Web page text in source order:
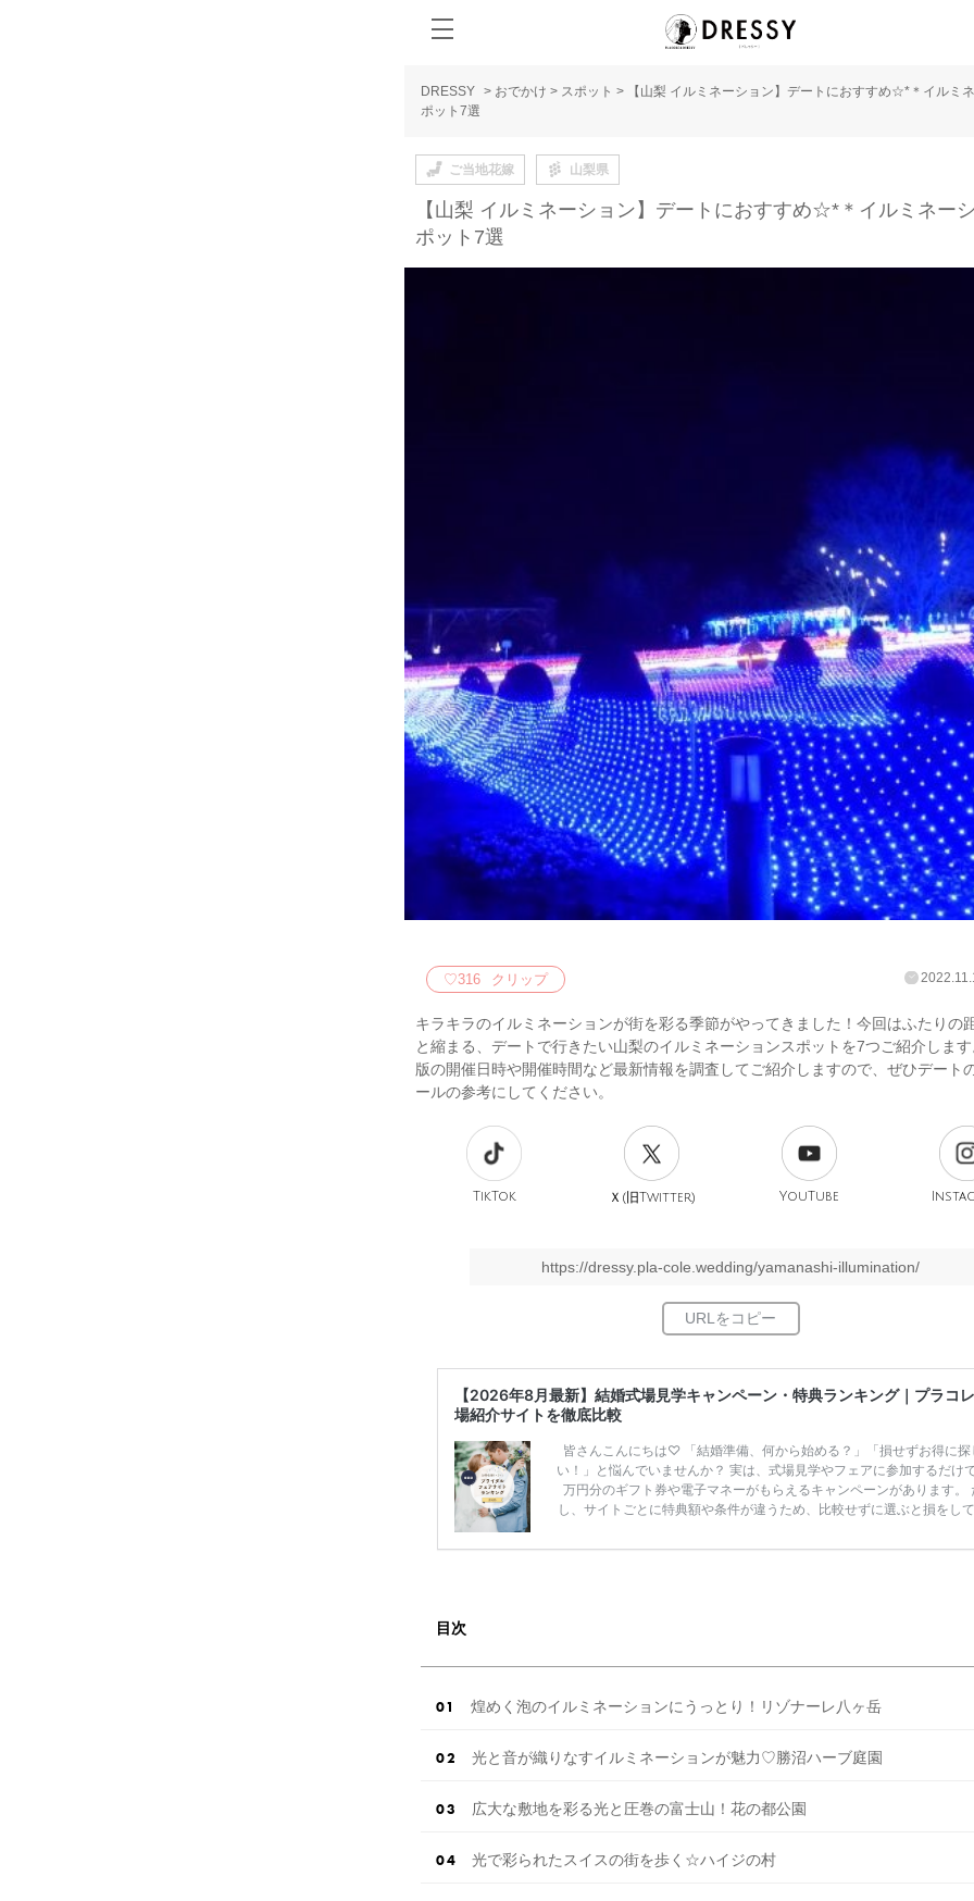
DRESSY > おでかけ > スポット >
【山梨 イルミネーション】デートにおすすめ☆*＊イルミ
ポット7選
ご当地花嫁 山梨県
【山梨 イルミネーション】デートにおすすめ☆*＊イルミネー
ポット7選
♡316 クリップ
キラキラのイルミネーションが街を彩る季節がやってきました！今回はふたりの
と縮まる、デートで行きたい山梨のイルミネーションスポットを7つご紹介しま
版の開催日時や開催時間など最新情報を調査してご紹介しますので、ぜひデート
ールの参考にしてください。
TikTok Ｘ(旧Twitter) YouTube
https://dressy.pla-cole.wedding/yamanashi-illumination/
【2026年8月最新】結婚式場見学キャンペーン・特典ランキング｜プラコ
場紹介サイトを徹底比較
皆さんこんにちは♡ 「結婚準備、何から始める？」「損せずお得に探
い！」と悩んでいませんか？ 実は、式場見学やフェアに参加するだけ
万円分のギフト券や電子マネーがもらえるキャンペーンがあります。
し、サイトごとに特典額や条件が違うため、比較せずに選ぶと損をし
ンペーン特典ランキングを公開！ 比較サイト：プラコレ、ゼクシィ、
目次
煌めく泡のイルミネーションにうっとり！リゾナーレ八ヶ岳
光と音が織りなすイルミネーションが魅力♡勝沼ハーブ庭園
広大な敷地を彩る光と圧巻の富士山！花の都公園
光で彩られたスイスの街を歩く☆ハイジの村